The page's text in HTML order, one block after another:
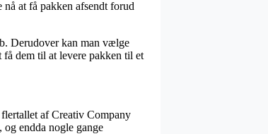
at få pakken afsendt forud
Derudover kan man vælge
dem til at levere pakken til et
af Creativ Company
endda nogle gange